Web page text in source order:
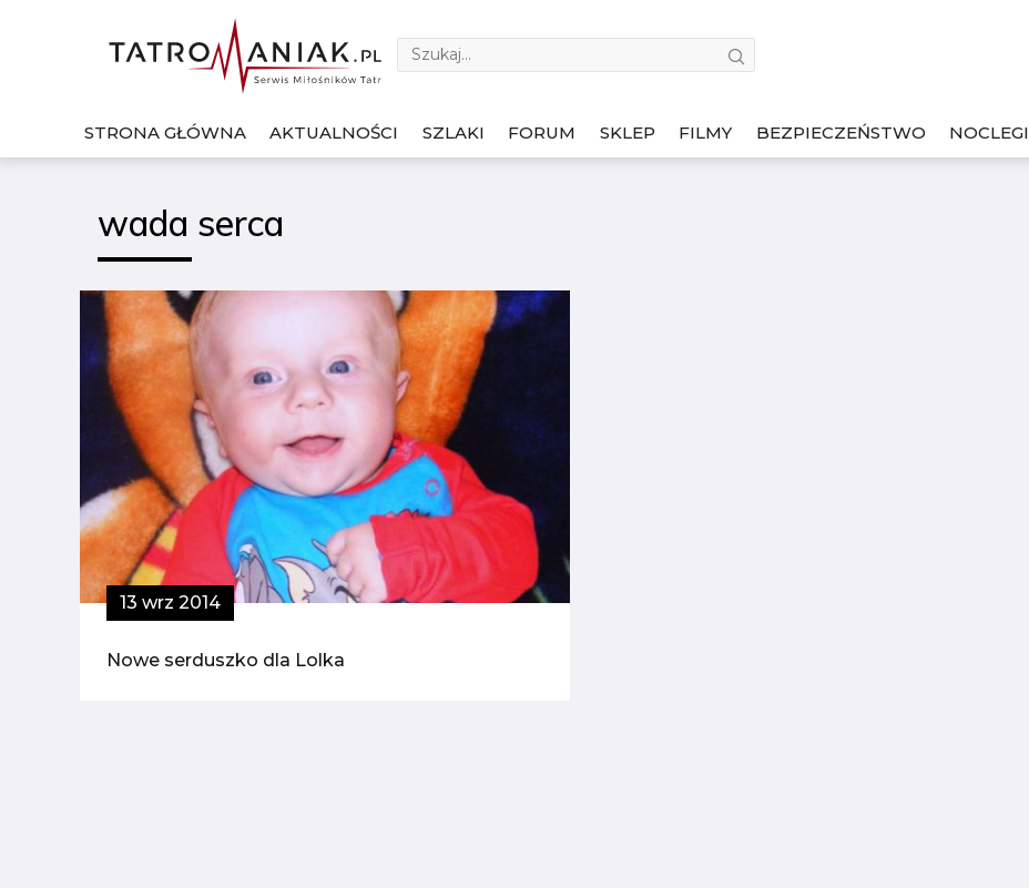
STRONA GŁÓWNA AKTUALNOŚCI SZLAKI FORUM SKLEP FILMY BEZPIECZEŃSTWO NOCLEGI
wada serca
13 wrz 2014
Nowe serduszko dla Lolka